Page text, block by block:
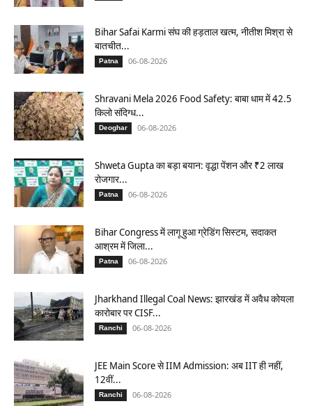
Bihar Safai Karmi संघ की हड़ताल खत्म, नीतीश मिश्रा से
बातचीत...
Patna 06-08-2026
Shravani Mela 2026 Food Safety: बाबा धाम में 42.5
किलो संदिग्ध...
Deoghar 06-08-2026
Shweta Gupta का बड़ा बयान: वृद्धा पेंशन और ₹2 लाख
रोजगार...
Patna 06-08-2026
Bihar Congress में लागू हुआ ग्रेडिंग सिस्टम, सदाकत
आश्रम में जिला...
Patna 06-08-2026
Jharkhand Illegal Coal News: झारखंड में अवैध कोयला
कारोबार पर CISF...
Ranchi 06-08-2026
JEE Main Score से IIM Admission: अब IIT ही नहीं,
12वीं...
Ranchi 06-08-2026